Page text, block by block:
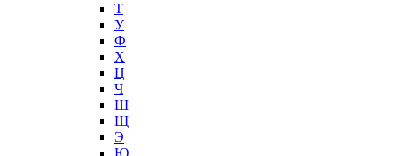
Т
У
Ф
Х
Ц
Ч
Ш
Щ
Э
Ю